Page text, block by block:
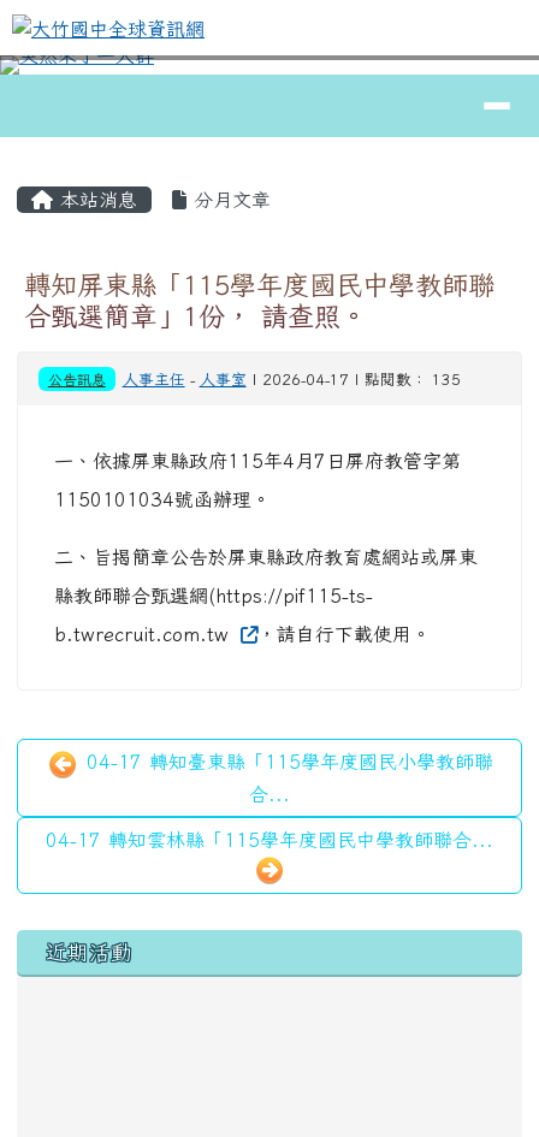
跳至主內容區
大竹國中全球資訊網
⏸
本站消息 分月文章
轉知屏東縣「115學年度國民中學教師聯
合甄選簡章」1份， 請查照。
公告訊息 人事主任 - 人事室 | 2026-04-17 | 點閱數： 135
一、依據屏東縣政府115年4月7日屏府教管字第
1150101034號函辦理。
二、旨揭簡章公告於屏東縣政府教育處網站或屏東
縣教師聯合甄選網(https://pif115-ts-
b.twrecruit.com.tw
，請自行下載使用。
04-17 轉知臺東縣「115學年度國民小學教師聯
合...
04-17 轉知雲林縣「115學年度國民中學教師聯合...
左邊區域內容
近期活動